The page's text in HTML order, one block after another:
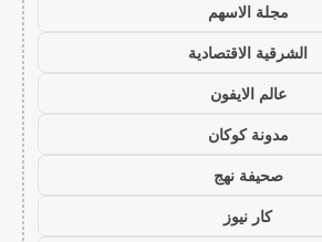
مجلة الاسهم
الشرقية الاقتصادية
عالم الايفون
مدونة كوكان
صحيفة نهج
كار نيوز